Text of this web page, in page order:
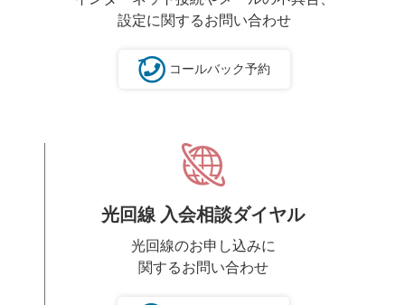
設定に関するお問い合わせ
コールバック予約
光回線 入会相談ダイヤル
光回線のお申し込みに
関するお問い合わせ